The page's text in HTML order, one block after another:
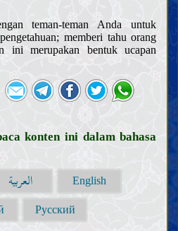
teman-teman Anda untuk
memberi tahu orang
ini merupakan bentuk ucapan
konten ini dalam bahasa
العربية English
Русский
dan menopause